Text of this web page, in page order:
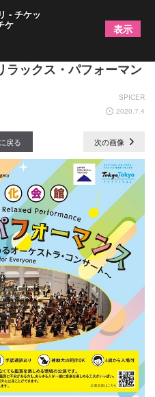
できる社会をめざし
ックス・パフォーマン
SPICER
2020.7.4
戻る 次の画像
- チケッ
ケ 表示